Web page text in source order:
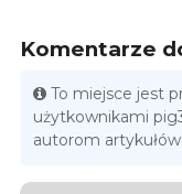
Komentarze
To miejsce jest
użytkownikami
autorom artykułów